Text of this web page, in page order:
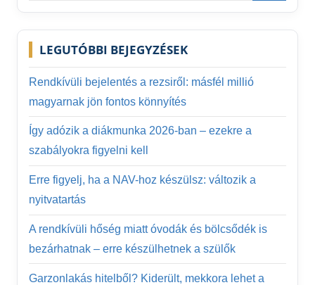
Search
LEGUTÓBBI BEJEGYZÉSEK
Rendkívüli bejelentés a rezsiről: másfél millió
magyarnak jön fontos könnyítés
Így adózik a diákmunka 2026-ban – ezekre a
szabályokra figyelni kell
Erre figyelj, ha a NAV-hoz készülsz: változik a
nyitvatartás
A rendkívüli hőség miatt óvodák és bölcsődék is
bezárhatnak – erre készülhetnek a szülők
Garzonlakás hitelből? Kiderült, mekkora lehet a